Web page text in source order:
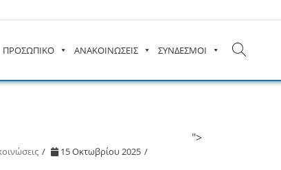
ΠΡΟΣΩΠΙΚΟ ΑΝΑΚΟΙΝΩΣΕΙΣ ΣΥΝΔΕΣΜΟΙ
15 Οκτωβρίου 2025
">